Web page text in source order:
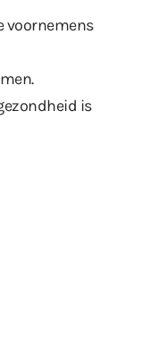
voornemens
is